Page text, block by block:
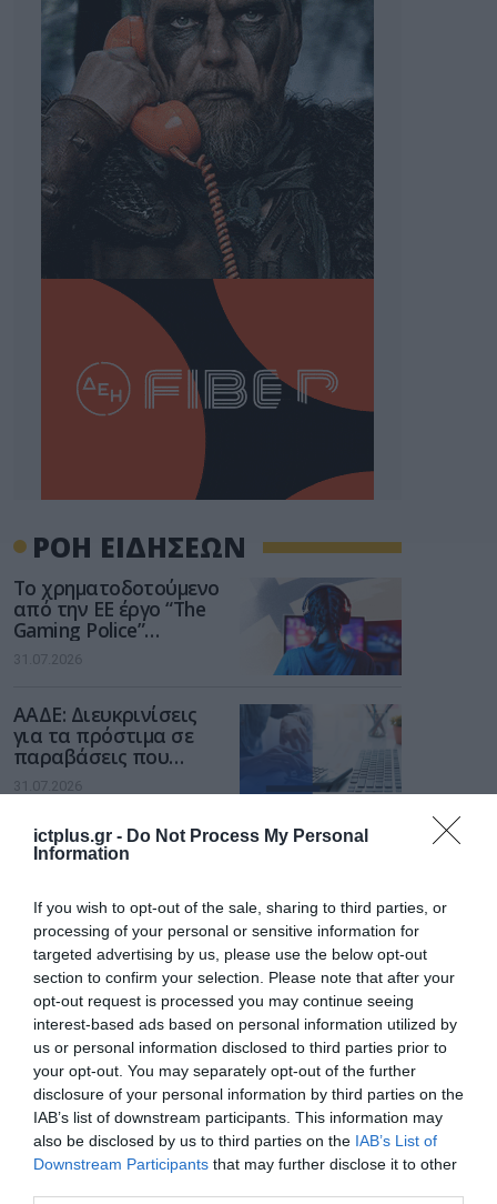
ictplus.gr - Do Not Process My Personal
Information
If you wish to opt-out of the sale, sharing to third parties, or
processing of your personal or sensitive information for
targeted advertising by us, please use the below opt-out
section to confirm your selection. Please note that after your
opt-out request is processed you may continue seeing
interest-based ads based on personal information utilized by
us or personal information disclosed to third parties prior to
your opt-out. You may separately opt-out of the further
disclosure of your personal information by third parties on the
IAB’s list of downstream participants. This information may
also be disclosed by us to third parties on the IAB’s List of
Downstream Participants that may further disclose it to other
ΡΟΗ ΕΙΔΗΣΕΩΝ
Το χρηματοδοτούμενο
από την ΕΕ έργο “The
Gaming Police”
ενισχύει την ασφάλεια
των παιδιών στο
31.07.2026
ΑΑΔΕ: Διευκρινίσεις
για τα πρόστιμα σε
παραβάσεις που
αφορούν τους ΦΗΜ
31.07.2026
Σ. Καλαφάτης: «Η
Τεχνητή Νοημοσύνη
νέα τεχνολογία, είναι
μια νέα βιομηχανική
επανάσταση»
31.07.2026
Νέος οδηγός του ΕΚΤ
για τη χρηματοδότηση
των ελληνικών
επιχειρήσεων στον
χώρο της άμυνας
Η πιο ταξιδιάρικη
βαλίτσα του φετινού
καλοκαιριού έχει την
υπογραφή της Xiaomi
31.07.2026